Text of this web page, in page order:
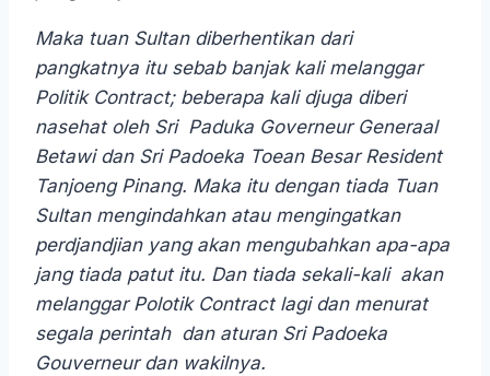
Maka tuan Sultan diberhentikan dari
pangkatnya itu sebab banjak kali melanggar
Politik Contract; beberapa kali djuga diberi
nasehat oleh Sri Paduka Governeur Generaal
Betawi dan Sri Padoeka Toean Besar Resident
Tanjoeng Pinang. Maka itu dengan tiada Tuan
Sultan mengindahkan atau mengingatkan
perdjandjian yang akan mengubahkan apa-apa
jang tiada patut itu. Dan tiada sekali-kali akan
melanggar Polotik Contract lagi dan menurat
segala perintah dan aturan Sri Padoeka
Gouverneur dan wakilnya.